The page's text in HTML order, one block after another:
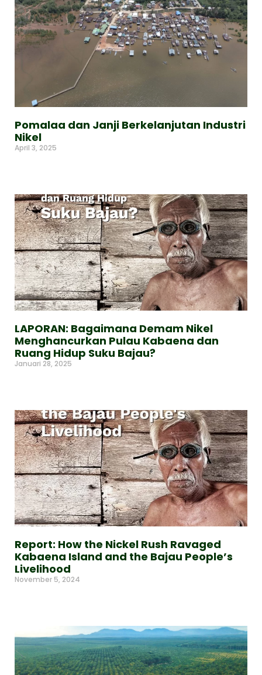
Pomalaa dan Janji Berkelanjutan Industri
Nikel
April 3, 2025
LAPORAN: Bagaimana Demam Nikel
Menghancurkan Pulau Kabaena dan
Ruang Hidup Suku Bajau?
Januari 28, 2025
Report: How the Nickel Rush Ravaged
Kabaena Island and the Bajau People’s
Livelihood
November 5, 2024